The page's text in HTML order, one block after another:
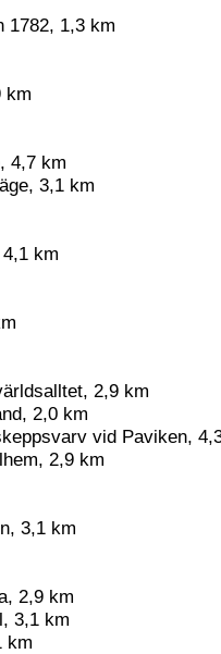
1782, 1,3 km
km
4,7 km
3,1 km
km
2,9 km
2,0 km
vid Paviken,
2,9 km
3,1 km
2,9 km
3,1 km
km